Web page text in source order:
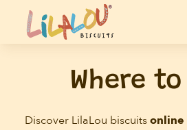
Where
Discover LilaLou biscuitsonline